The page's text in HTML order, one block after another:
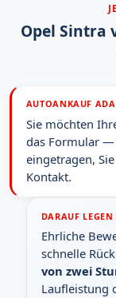
Opel Sintra
AUTOANKAUF
Sie möchten
das Formular —
eingetragen,
Kontakt.
DARAUF
Ehrliche
schnelle
von zwei
Laufleistung